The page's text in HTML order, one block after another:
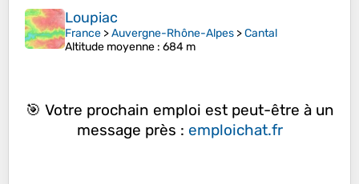
Loupiac
France >Auvergne-Rhône-Alpes >Cantal
Altitude moyenne : 684 m
🎯 Votre prochain emploi est peut-être à un
message près : emploichat.fr